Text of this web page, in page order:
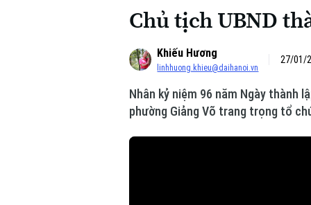
Chính trị
Xã hội
An ninh trật tự
Công nghệ
Người Hà Nội
Khoảnh khắc Hà
Ẩm thực
Quân sự
Hồ sơ
Người
Chủ tịch UBND
Khiếu Hương
linhhuong.khieu@daihanoi.vn
27/01/
Nhân kỷ niệm 96 năm Ngày thành
phường Giảng Võ trang trọng tổ